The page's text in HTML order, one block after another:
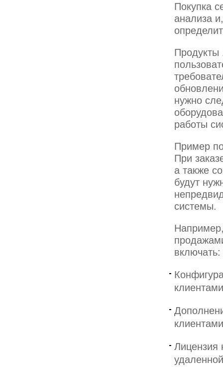
Покупка
анализа
Продукты
нужно
работы
Пример
При
а также
будут
системы.
включать:
Лицензия